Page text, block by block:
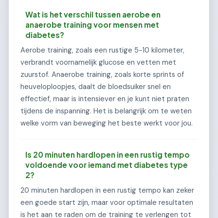
Wat is het verschil tussen aerobe en
anaerobe training voor mensen met
diabetes?
Aerobe training, zoals een rustige 5-10 kilometer,
verbrandt voornamelijk glucose en vetten met
zuurstof. Anaerobe training, zoals korte sprints of
heuveloploopjes, daalt de bloedsuiker snel en
effectief, maar is intensiever en je kunt niet praten
tijdens de inspanning. Het is belangrijk om te weten
welke vorm van beweging het beste werkt voor jou.
Is 20 minuten hardlopen in een rustig tempo
voldoende voor iemand met diabetes type
2?
20 minuten hardlopen in een rustig tempo kan zeker
een goede start zijn, maar voor optimale resultaten
is het aan te raden om de training te verlengen tot